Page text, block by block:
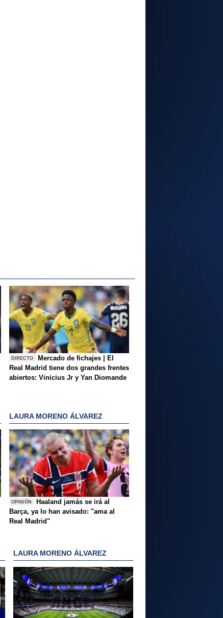
DIRECTO
Mercado de fichajes | El
Real Madrid tiene dos grandes frentes
abiertos: Vinicius Jr y Yan Diomande
LAURA MORENO ÁLVAREZ
OPINIÓN
Haaland jamás se irá al
Barça, ya lo han avisado: "ama al
Real Madrid"
LAURA MORENO ÁLVAREZ